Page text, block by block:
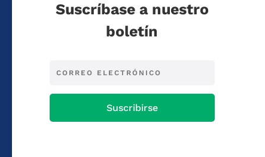
Suscríbase a nuestro
boletín
Suscribirse